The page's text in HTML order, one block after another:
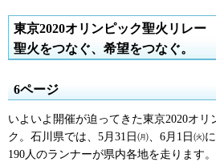
東京2020オリンピック聖火リレー
聖火をつなぐ、希望をつなぐ。
6ページ
いよいよ開催が迫ってきた東京2020オリ
ク。石川県では、5月31日㈪、6月1日㈫
190人のランナーが県内各地を走ります